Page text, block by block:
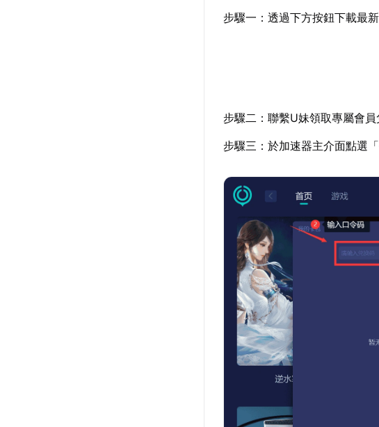
步驟一：透過下方按鈕下載最新
步驟二：聯繫U妹領取專屬會員
步驟三：於加速器主介面點選